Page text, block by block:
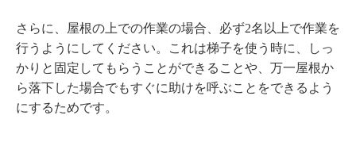
さらに、屋根の上での作業の場合、必ず2名以上で作業を
行うようにしてください。これは梯子を使う時に、しっ
かりと固定してもらうことができることや、万一屋根か
ら落下した場合でもすぐに助けを呼ぶことをできるよう
にするためです。